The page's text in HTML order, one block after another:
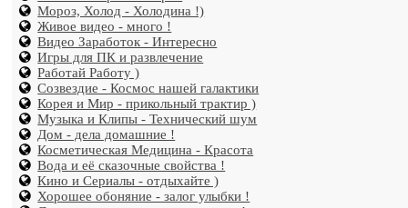
Мороз, Холод - Холодина !)
Живое видео - много !
Видео Заработок - Интересно
Игры для ПК и развлечение
Работай Работу )
Созвездие - Космос нашей галактики
Корея и Мир - прикольный трактир )
Музыка и Клипы - Технический шум
Дом - дела домашние !
Косметическая Медицина - Красота
Вода и её сказочные свойства !
Кино и Сериалы - отдыхайте )
Хорошее обоняние - залог улыбки !